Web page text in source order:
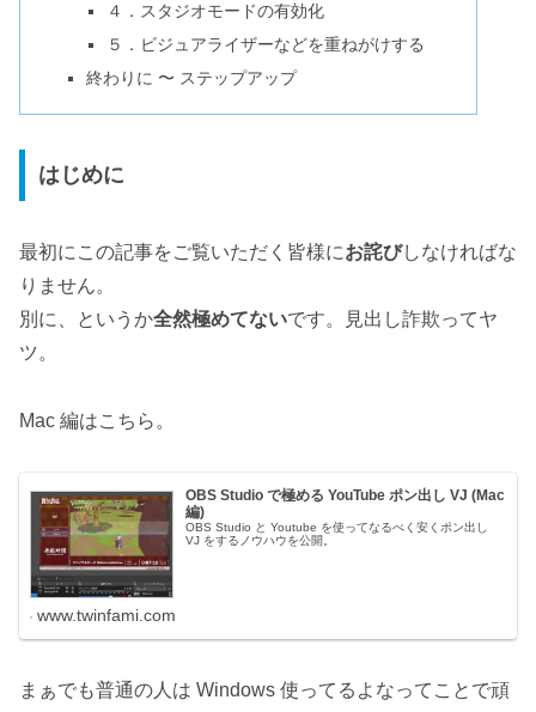
４．スタジオモードの有効化
５．ビジュアライザーなどを重ねがけする
終わりに 〜 ステップアップ
はじめに
最初にこの記事をご覧いただく皆様にお詫びしなければな
りません。
別に、というか全然極めてないです。見出し詐欺ってヤ
ツ。
Mac 編はこちら。
OBS Studio で極める YouTube ポン出し VJ (Mac
編)
OBS Studio と Youtube を使ってなるべく安くポン出し
VJ をするノウハウを公開。
www.twinfami.com
まぁでも普通の人は Windows 使ってるよなってことで頑